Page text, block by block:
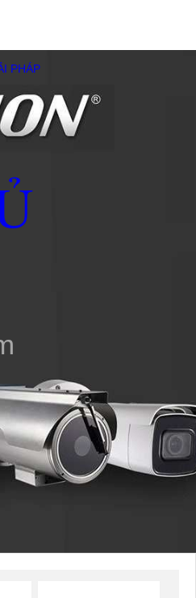
PHÁP